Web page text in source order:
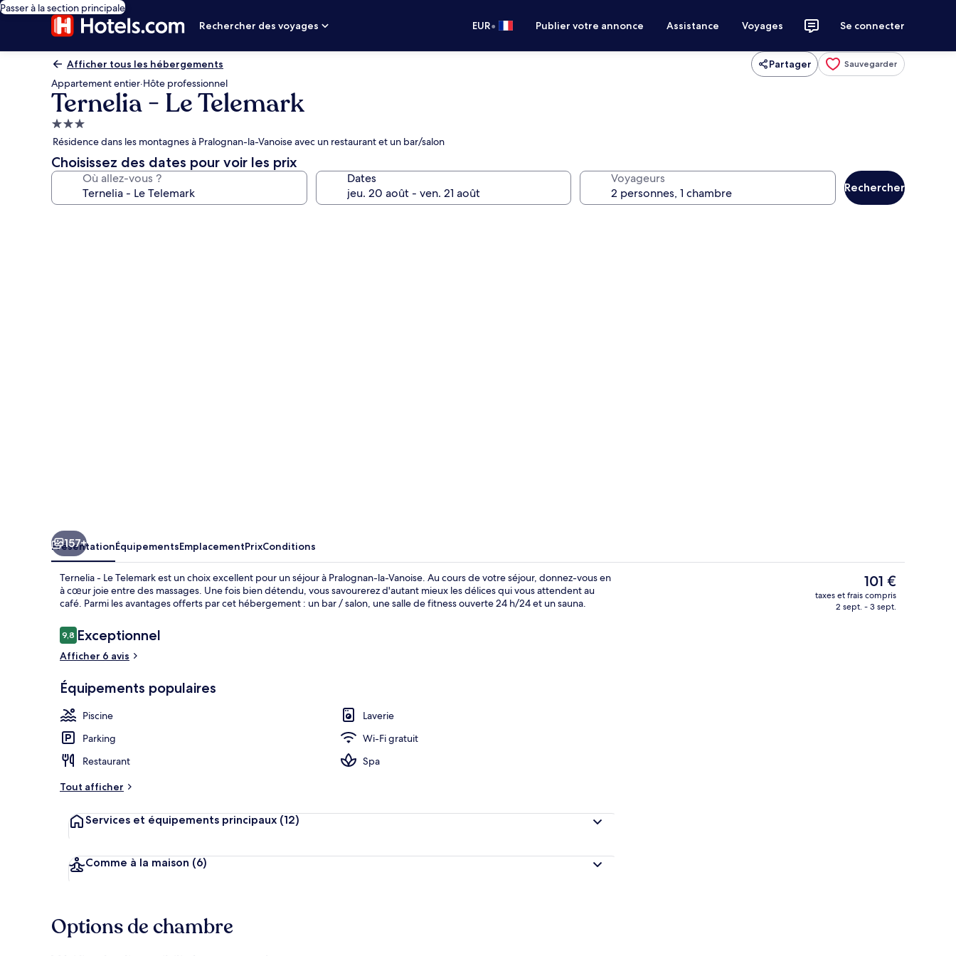
Passer à la section principale
Rechercher des voyages
EUR• Publier votre annonce Assistance Voyages Se connecter
Afficher tous les hébergements Partager Sauvegarder
Appartement entier·Hôte professionnel
Ternelia - Le Telemark
Hébergement
3.0 étoiles
Résidence dans les montagnes à Pralognan-la-Vanoise avec un restaurant et un bar/salon
Choisissez des dates pour voir les prix
Où allez-vous ? Dates Voyageurs
Rechercher
157+
PrésentationÉquipementsEmplacementPrixConditions
Ternelia - Le Telemark est un choix excellent pour un séjour à Pralognan-la-Vanoise. Au cours de votre séjour, donnez-vous en
à cœur joie entre des massages. Une fois bien détendu, vous savourerez d'autant mieux les délices qui vous attendent au
café. Parmi les avantages offerts par cet hébergement : un bar / salon, une salle de fitness ouverte 24 h/24 et un sauna.
Avis
voyageurs
9,89,8 sur 10
Exceptionnel
Afficher 6 avis
Équipements populaires
Piscine
Laverie
Parking
Wi-Fi gratuit
Restaurant
Spa
Tout afficher
Services et équipements principaux (12)
Comme à la maison (6)
Le
prix
actuel
101 €
taxes et frais compris
2 sept. - 3 sept.
Options de chambre